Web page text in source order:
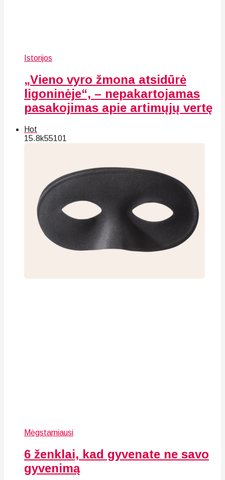
Istorijos
„Vieno vyro žmona atsidūrė
ligoninėje“, – nepakartojamas
pasakojimas apie artimųjų vertę
Hot
15.8k55101
Mėgstamiausi
6 ženklai, kad gyvenate ne savo
gyvenimą